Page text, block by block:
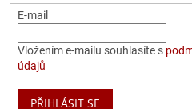
E-mail
Vložením e-mailu souhlasíte s
údajů
PŘIHLÁSIT SE